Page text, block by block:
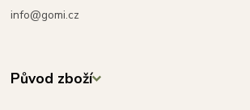
info@gomi.cz
Původ zboží